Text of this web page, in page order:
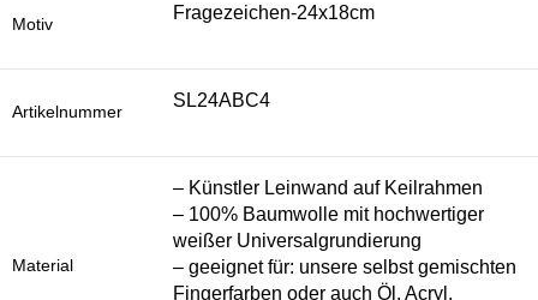
Motiv
Fragezeichen-24x18cm
Artikelnummer
SL24ABC4
Material
– Künstler Leinwand auf Keilrahmen
– 100% Baumwolle mit hochwertiger
weißer Universalgrundierung
– geeignet für: unsere selbst gemischten
Fingerfarben oder auch Öl, Acryl,